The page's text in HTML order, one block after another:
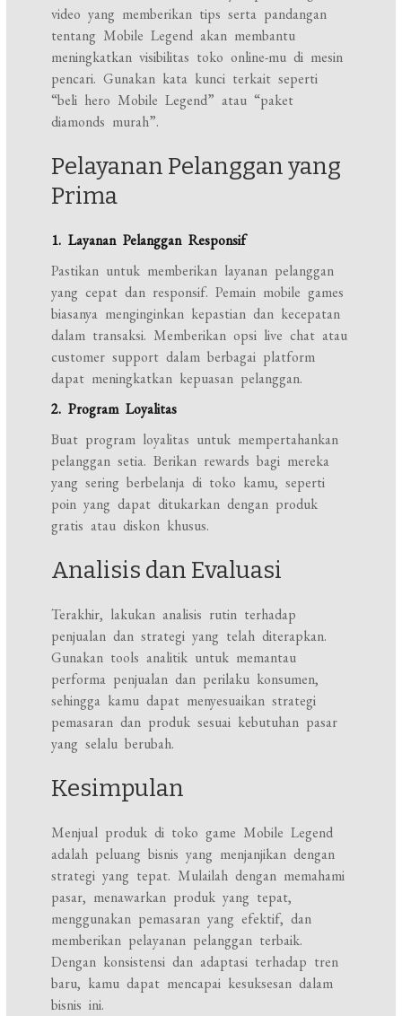
video yang memberikan tips serta pandangan
tentang Mobile Legend akan membantu
meningkatkan visibilitas toko online-mu di mesin
pencari. Gunakan kata kunci terkait seperti
“beli hero Mobile Legend” atau “paket
diamonds murah”.
Pelayanan Pelanggan yang
Prima
1. Layanan Pelanggan Responsif
Pastikan untuk memberikan layanan pelanggan
yang cepat dan responsif. Pemain mobile games
biasanya menginginkan kepastian dan kecepatan
dalam transaksi. Memberikan opsi live chat atau
customer support dalam berbagai platform
dapat meningkatkan kepuasan pelanggan.
2. Program Loyalitas
Buat program loyalitas untuk mempertahankan
pelanggan setia. Berikan rewards bagi mereka
yang sering berbelanja di toko kamu, seperti
poin yang dapat ditukarkan dengan produk
gratis atau diskon khusus.
Analisis dan Evaluasi
Terakhir, lakukan analisis rutin terhadap
penjualan dan strategi yang telah diterapkan.
Gunakan tools analitik untuk memantau
performa penjualan dan perilaku konsumen,
sehingga kamu dapat menyesuaikan strategi
pemasaran dan produk sesuai kebutuhan pasar
yang selalu berubah.
Kesimpulan
Menjual produk di toko game Mobile Legend
adalah peluang bisnis yang menjanjikan dengan
strategi yang tepat. Mulailah dengan memahami
pasar, menawarkan produk yang tepat,
menggunakan pemasaran yang efektif, dan
memberikan pelayanan pelanggan terbaik.
Dengan konsistensi dan adaptasi terhadap tren
baru, kamu dapat mencapai kesuksesan dalam
bisnis ini.